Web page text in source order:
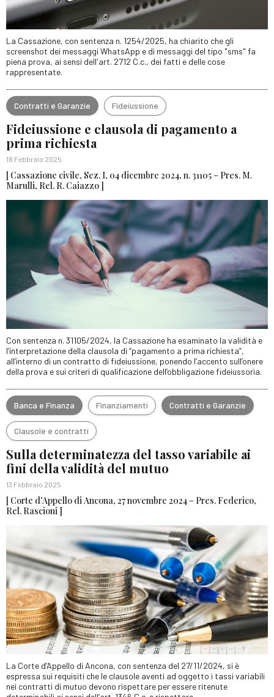
La Cassazione, con sentenza n. 1254/2025, ha chiarito che gli
screenshot dei messaggi WhatsApp e di messaggi del tipo "sms" fa
piena prova, ai sensi dell'art. 2712 C.c., dei fatti e delle cose
rappresentate.
Contratti e Garanzie Fideiussione
Fideiussione e clausola di pagamento a
prima richiesta
18 Febbraio 2025
[ Cassazione civile, Sez. I, 04 dicembre 2024, n. 31105 – Pres. M.
Marulli, Rel. R. Caiazzo ]
Con sentenza n. 31105/2024, la Cassazione ha esaminato la validità e
l’interpretazione della clausola di “pagamento a prima richiesta”,
all’interno di un contratto di fideiussione, ponendo l’accento sull’onere
della prova e sui criteri di qualificazione dell’obbligazione fideiussoria.
Banca e Finanza Finanziamenti Contratti e Garanzie
Clausole e contratti
Sulla determinatezza del tasso variabile ai
fini della validità del mutuo
13 Febbraio 2025
[ Corte d’Appello di Ancona, 27 novembre 2024 – Pres. Federico,
Rel. Rascioni ]
La Corte d’Appello di Ancona, con sentenza del 27/11/2024, si è
espressa sui requisiti che le clausole aventi ad oggetto i tassi variabili
nei contratti di mutuo devono rispettare per essere ritenute